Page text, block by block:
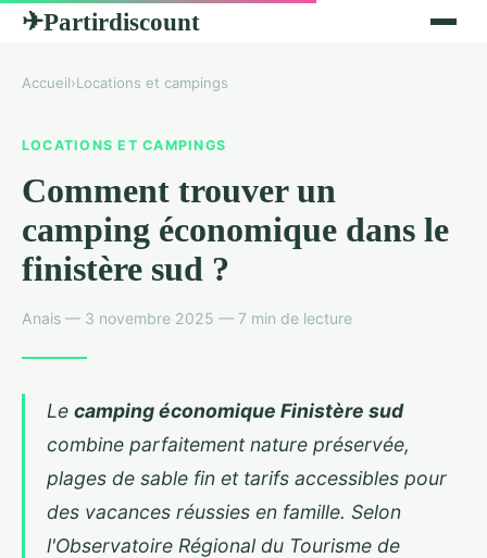
✈Partirdiscount
Accueil›Locations et campings
LOCATIONS ET CAMPINGS
Comment trouver un
camping économique dans le
finistère sud ?
Anais — 3 novembre 2025 — 7 min de lecture
Le camping économique Finistère sud
combine parfaitement nature préservée,
plages de sable fin et tarifs accessibles pour
des vacances réussies en famille. Selon
l'Observatoire Régional du Tourisme de